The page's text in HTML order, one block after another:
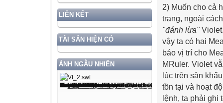
LIÊN KẾT
TÀI SẢN HIỆN CÓ
ẢNH NGẪU NHIÊN
2) Muốn cho cả
trang, ngoài
"đánh lừa"
vậy ta có hai
báo vị trí cho
MRuler. Violet
lúc trên sân
tồn tại và hoạt
lệnh, ta phải ghi